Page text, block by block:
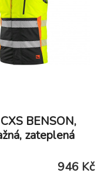
BENSON,
zateplená
946 Kč